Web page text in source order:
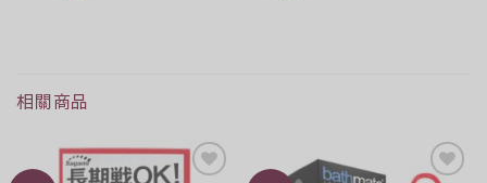
相關商品